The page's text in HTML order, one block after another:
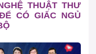
THUẬT THƯ
CÓ GIẤC NGỦ